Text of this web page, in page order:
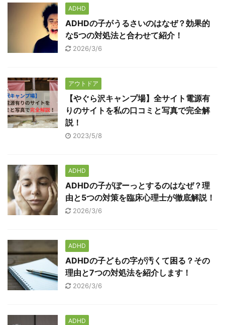
ADHD
ADHDの子がうるさいのはなぜ？効果的
な5つの対処法と合わせて紹介！
2026/3/6
アウトドア
【やぐら沢キャンプ場】全サイト電源有
りのサイトを私の口コミと写真で完全解
説！
2023/5/8
ADHD
ADHDの子がぼーっとするのはなぜ？理
由と5つの対策を臨床心理士が徹底解説！
2026/3/6
ADHD
ADHDの子どもの字が汚くて困る？その
理由と7つの対処法を紹介します！
2026/3/6
ADHD